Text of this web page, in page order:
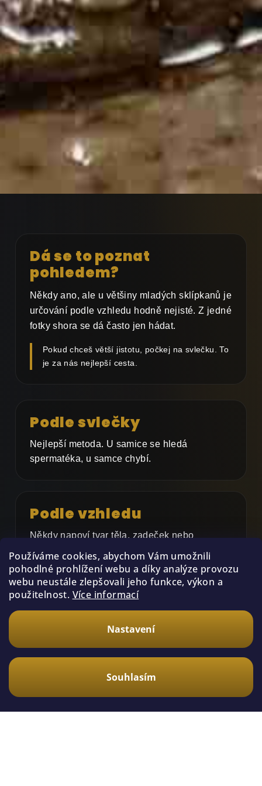
Používáme cookies, abychom Vám umožnili
pohodlné prohlížení webu a díky analýze provozu
webu neustále zlepšovali jeho funkce, výkon a
použitelnost. Více informací
Nastavení
Souhlasím
Dá se to poznat
pohledem?
Někdy ano, ale u většiny mladých sklípkanů je
určování podle vzhledu hodně nejisté. Z jedné
fotky shora se dá často jen hádat.
Pokud chceš větší jistotu, počkej na svlečku. To
je za nás nejlepší cesta.
Podle svlečky
Nejlepší metoda. U samice se hledá
spermatéka, u samce chybí.
Podle vzhledu
Někdy napoví tvar těla, zadeček nebo
proporce. U mladých jedinců je to ale často
nepřesné.
jednodušší. Často má bulby a tibiální háky.
Určení podle svlečky